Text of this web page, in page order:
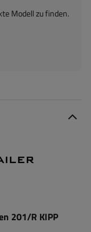
Modell zu finden.
201/R KIPP